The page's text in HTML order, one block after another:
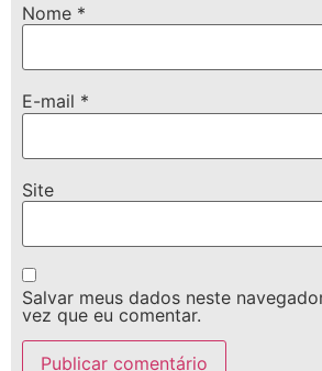
Nome *
E-mail *
Site
Salvar meus dados neste
vez que eu comentar.